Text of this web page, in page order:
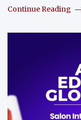
Continue Reading